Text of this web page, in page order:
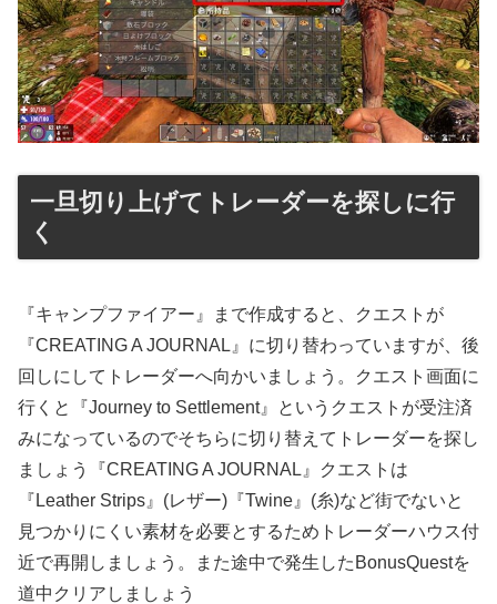
一旦切り上げてトレーダーを探しに行
く
『キャンプファイアー』まで作成すると、クエストが
『CREATING A JOURNAL』に切り替わっていますが、後
回しにしてトレーダーへ向かいましょう。クエスト画面に
行くと『Journey to Settlement』というクエストが受注済
みになっているのでそちらに切り替えてトレーダーを探し
ましょう『CREATING A JOURNAL』クエストは
『Leather Strips』(レザー)『Twine』(糸)など街でないと
見つかりにくい素材を必要とするためトレーダーハウス付
近で再開しましょう。また途中で発生したBonusQuestを
道中クリアしましょう